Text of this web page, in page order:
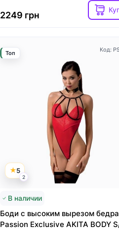
Нет в наличии
Вакуумный вибратор-кролик
Satisfyer Pro Plus G-Spot Rabbit,
первый кролик с вакуумом и
вибрацией
2599 грн
2249 грн
Код:
5
2
Топ
В наличии
Боди с высоким вырезом бедра
Passion Exclusive AKITA BODY